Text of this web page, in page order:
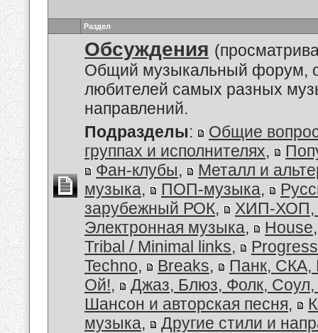
Раздел
Обсуждения
Общий музыкальный форум,
любителей самых разных
направлений.
Подразделы:
Общие
группах и исполнителях,
Фан-клубы,
Металл и
музыка, ПОП-музыка,
зарубежный РОК,
ХИП-ХОП,
Электронная музыка, House
Tribal / Minimal links,
Techno, Breaks,
Панк,
Ой!,
Джаз, Блюз, Фолк, Соул,
Шансон и авторская песня,
музыка, Другие стили и